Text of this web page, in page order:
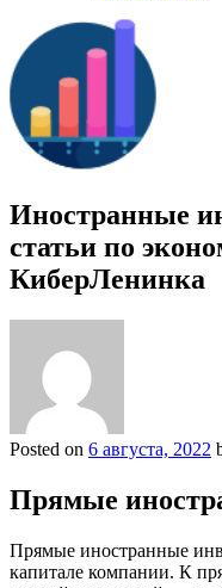
Иностранные
статьи по
КиберЛенинка
Posted on 6 августа, 2022
Прямые
Прямые иностранные
капитале компании. К